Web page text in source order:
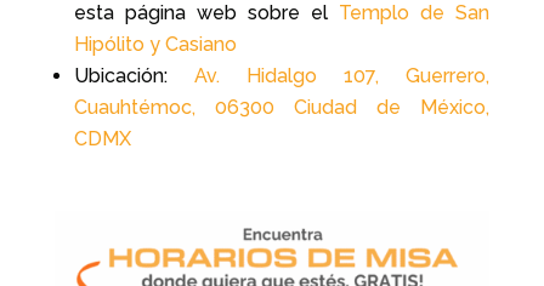
esta página web sobre el Templo de San
Hipólito y Casiano
Ubicación: Av. Hidalgo 107, Guerrero,
Cuauhtémoc, 06300 Ciudad de México,
CDMX